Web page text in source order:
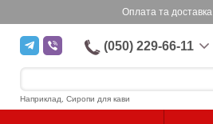
Оплата та доставка
(050) 229-66-11
Наприклад, Сиропи для кави